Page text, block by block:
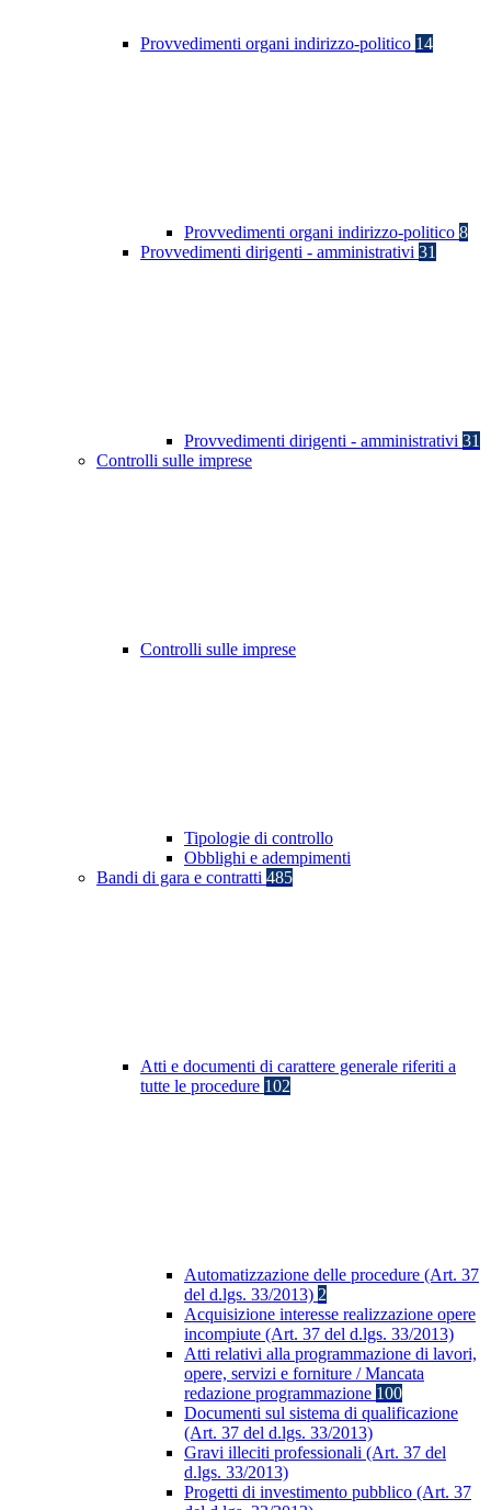
Provvedimenti organi indirizzo-politico 14
Provvedimenti organi indirizzo-politico 8
Provvedimenti dirigenti - amministrativi 31
Provvedimenti dirigenti - amministrativi 31
Controlli sulle imprese
Controlli sulle imprese
Tipologie di controllo
Obblighi e adempimenti
Bandi di gara e contratti 485
Atti e documenti di carattere generale riferiti a
tutte le procedure 102
Automatizzazione delle procedure (Art. 37
del d.lgs. 33/2013) 2
Acquisizione interesse realizzazione opere
incompiute (Art. 37 del d.lgs. 33/2013)
Atti relativi alla programmazione di lavori,
opere, servizi e forniture / Mancata
redazione programmazione 100
Documenti sul sistema di qualificazione
(Art. 37 del d.lgs. 33/2013)
Gravi illeciti professionali (Art. 37 del
d.lgs. 33/2013)
Progetti di investimento pubblico (Art. 37